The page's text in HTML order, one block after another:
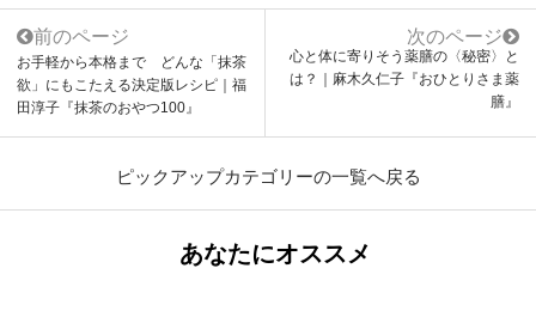
前のページ
お手軽から本格まで どんな「抹茶
欲」にもこたえる決定版レシピ｜福
田淳子『抹茶のおやつ100』
次のページ
心と体に寄りそう薬膳の〈秘密〉と
は？｜麻木久仁子『おひとりさま薬
膳』
ピックアップカテゴリーの一覧へ戻る
あなたにオススメ